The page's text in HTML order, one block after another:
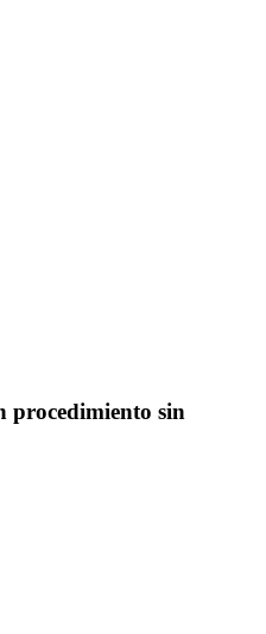
procedimiento sin